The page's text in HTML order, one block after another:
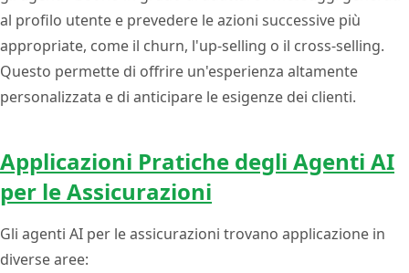
al profilo utente e prevedere le azioni successive più
appropriate, come il churn, l'up-selling o il cross-selling.
Questo permette di offrire un'esperienza altamente
personalizzata e di anticipare le esigenze dei clienti.
Applicazioni Pratiche degli Agenti AI
per le Assicurazioni
Gli agenti AI per le assicurazioni trovano applicazione in
diverse aree: